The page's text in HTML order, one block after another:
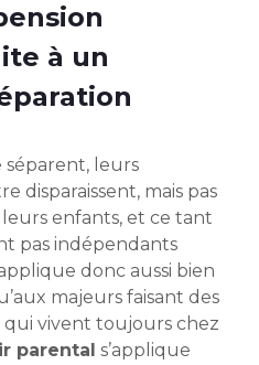
à un
séparent, leurs
disparaissent, mais pas
enfants, et ce tant
pas indépendants
donc aussi bien
majeurs faisant des
vivent toujours chez
parental s’applique